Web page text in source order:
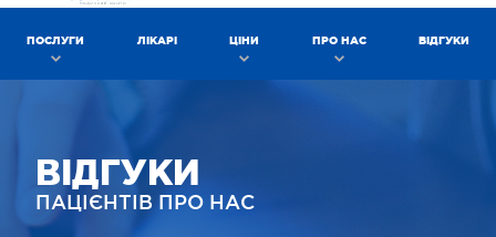
РОС
ПОСЛУГИ ЛІКАРІ ЦІНИ ПРО НАС ВІДГУКИ
ВІДГУКИ
ПАЦІЄНТІВ ПРО НАС